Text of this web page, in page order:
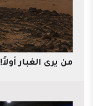
من يرى الغبار أولاً!